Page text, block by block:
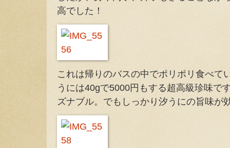
高でした！
これは帰りのバスの中でポリポリ食べて
うには40gで5000円もする超高級珍味で
ズナブル。でもしっかり汐うにの旨味が